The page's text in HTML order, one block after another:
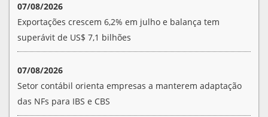
07/08/2026
Exportações crescem 6,2% em julho e balança tem
superávit de US$ 7,1 bilhões
07/08/2026
Setor contábil orienta empresas a manterem adaptação
das NFs para IBS e CBS